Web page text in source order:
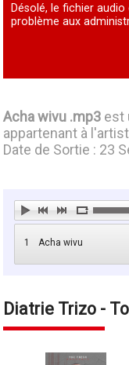
Désolé, le fichier
problème aux
Acha wivu .mp3 est
appartenant à
Date de Sortie : 23
1 Acha wivu
Diatrie Trizo -